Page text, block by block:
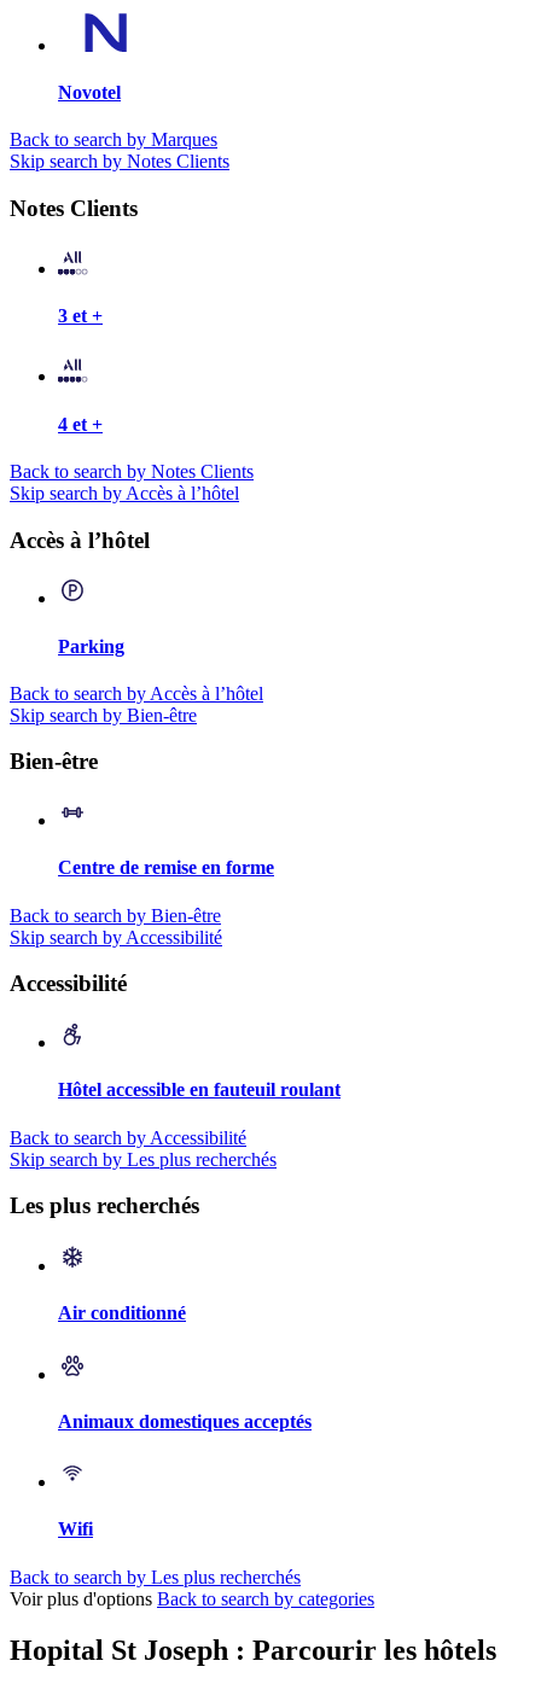
Novotel
Back to search by Marques
Skip search by Notes Clients
Notes Clients
3 et +
4 et +
Back to search by Notes Clients
Skip search by Accès à l’hôtel
Accès à l’hôtel
Parking
Back to search by Accès à l’hôtel
Skip search by Bien-être
Bien-être
Centre de remise en forme
Back to search by Bien-être
Skip search by Accessibilité
Accessibilité
Hôtel accessible en fauteuil roulant
Back to search by Accessibilité
Skip search by Les plus recherchés
Les plus recherchés
Air conditionné
Animaux domestiques acceptés
Wifi
Back to search by Les plus recherchés
Voir plus d'options Back to search by categories
Hopital St Joseph : Parcourir les hôtels